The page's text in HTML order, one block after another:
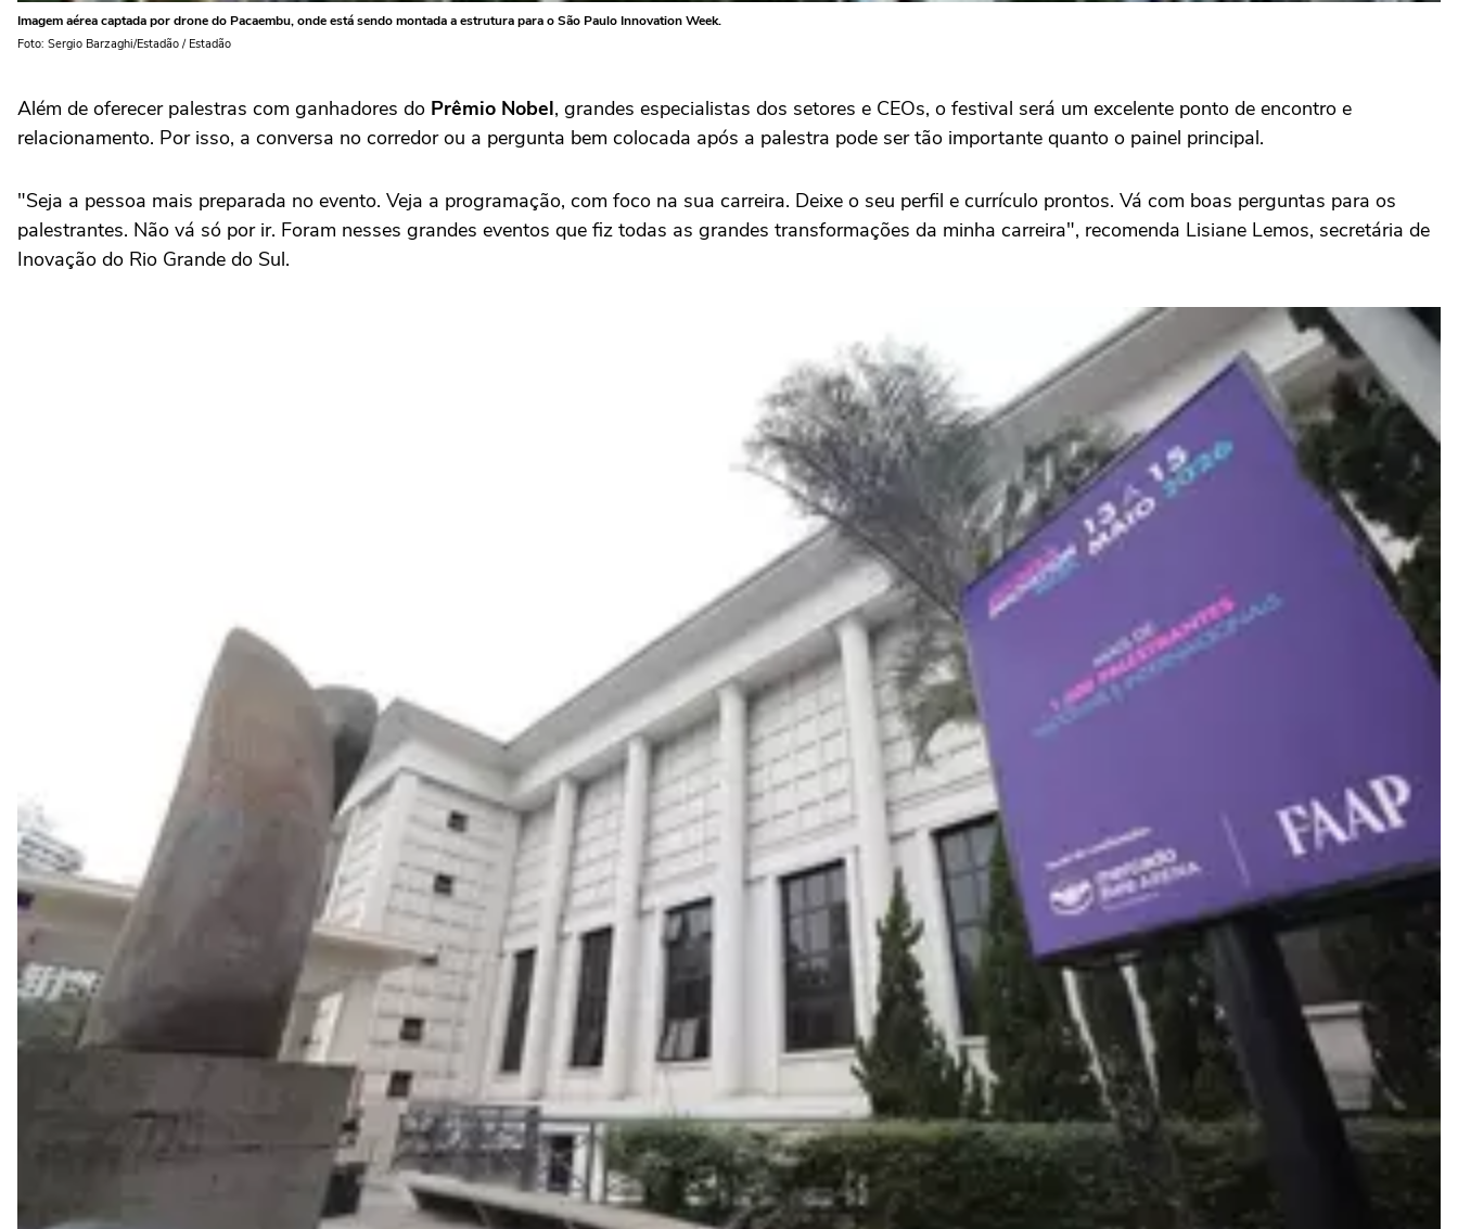
Imagem aérea captada por drone do Pacaembu, onde está sendo montada a estrutura para o São Paulo Innovation Week.
Foto: Sergio Barzaghi/Estadão / Estadão
Além de oferecer palestras com ganhadores do Prêmio Nobel, grandes especialistas dos setores e CEOs, o festival será um excelente ponto de encontro e
relacionamento. Por isso, a conversa no corredor ou a pergunta bem colocada após a palestra pode ser tão importante quanto o painel principal.
"Seja a pessoa mais preparada no evento. Veja a programação, com foco na sua carreira. Deixe o seu perfil e currículo prontos. Vá com boas perguntas para os
palestrantes. Não vá só por ir. Foram nesses grandes eventos que fiz todas as grandes transformações da minha carreira", recomenda Lisiane Lemos, secretária de
Inovação do Rio Grande do Sul.